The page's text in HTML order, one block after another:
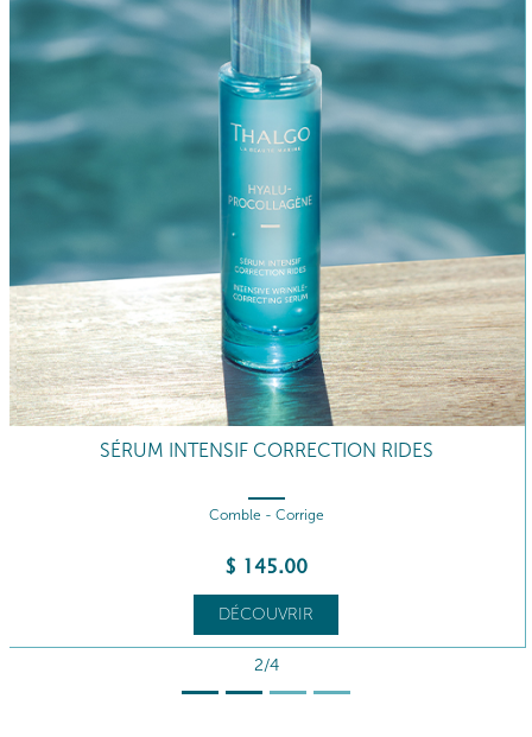
SÉRUM INTENSIF CORRECTION RIDES
Comble - Corrige
$ 145.00
DÉCOUVRIR
2/4